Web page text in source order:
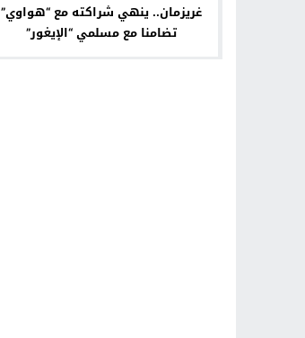
غريزمان.. ينهي شراكته مع “هواوي”
تضامنا مع مسلمي “الإيغور”